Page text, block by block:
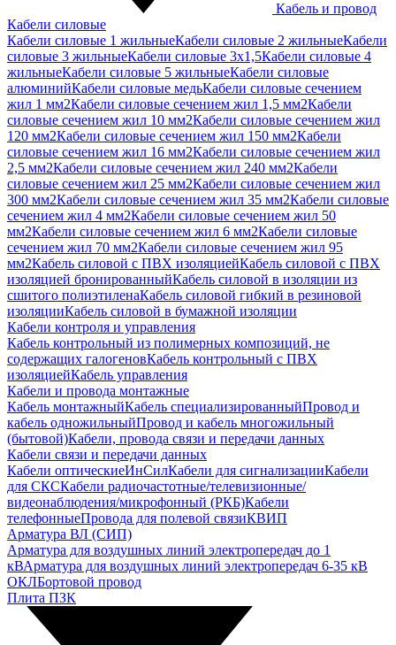
Кабель и провод
Кабели силовые
Кабели силовые 1 жильныеКабели силовые 2 жильныеКабели
силовые 3 жильныеКабели силовые 3х1,5Кабели силовые 4
жильныеКабели силовые 5 жильныеКабели силовые
алюминийКабели силовые медьКабели силовые сечением
жил 1 мм2Кабели силовые сечением жил 1,5 мм2Кабели
силовые сечением жил 10 мм2Кабели силовые сечением жил
120 мм2Кабели силовые сечением жил 150 мм2Кабели
силовые сечением жил 16 мм2Кабели силовые сечением жил
2,5 мм2Кабели силовые сечением жил 240 мм2Кабели
силовые сечением жил 25 мм2Кабели силовые сечением жил
300 мм2Кабели силовые сечением жил 35 мм2Кабели силовые
сечением жил 4 мм2Кабели силовые сечением жил 50
мм2Кабели силовые сечением жил 6 мм2Кабели силовые
сечением жил 70 мм2Кабели силовые сечением жил 95
мм2Кабель силовой с ПВХ изоляциейКабель силовой с ПВХ
изоляцией бронированныйКабель силовой в изоляции из
сшитого полиэтиленаКабель силовой гибкий в резиновой
изоляцииКабель силовой в бумажной изоляции
Кабели контроля и управления
Кабель контрольный из полимерных композиций, не
содержащих галогеновКабель контрольный с ПВХ
изоляциейКабель управления
Кабели и провода монтажные
Кабель монтажныйКабель специализированныйПровод и
кабель одножильныйПровод и кабель многожильный
(бытовой)Кабели, провода связи и передачи данных
Кабели связи и передачи данных
Кабели оптическиеИнСилКабели для сигнализацииКабели
для СКСКабели радиочастотные/телевизионные/
видеонаблюдения/микрофонный (РКБ)Кабели
телефонныеПровода для полевой связиКВИП
Арматура ВЛ (СИП)
Арматура для воздушных линий электропередач до 1
кВАрматура для воздушных линий электропередач 6-35 кВ
ОКЛБортовой провод
Плита ПЗК